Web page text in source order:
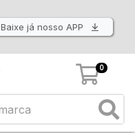
Baixe já nosso APP
0